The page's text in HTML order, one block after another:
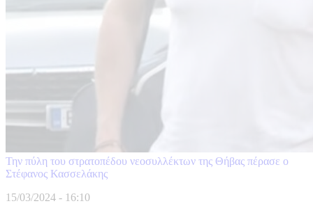
Την πύλη του στρατοπέδου νεοσυλλέκτων της Θήβας πέρασε ο
Στέφανος Κασσελάκης
15/03/2024 - 16:10